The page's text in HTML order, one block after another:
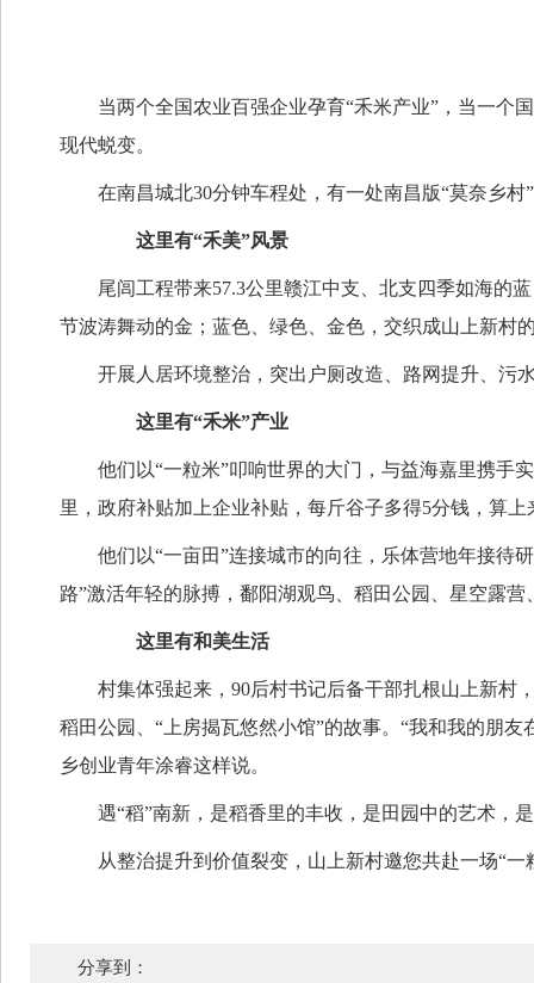
当两个全国农业百强企业孕育“禾米产业”，当一个
现代蜕变。
在南昌城北30分钟车程处，有一处南昌版“莫奈乡
这里有“禾美”风景
尾闾工程带来57.3公里赣江中支、北支四季如海的
节波涛舞动的金；蓝色、绿色、金色，交织成山上新村
开展人居环境整治，突出户厕改造、路网提升、污
这里有“禾米”产业
他们以“一粒米”叩响世界的大门，与益海嘉里携手
里，政府补贴加上企业补贴，每斤谷子多得5分钱，算
他们以“一亩田”连接城市的向往，乐体营地年接待
路”激活年轻的脉搏，鄱阳湖观鸟、稻田公园、星空露营
这里有和美生活
村集体强起来，90后村书记后备干部扎根山上新村
稻田公园、“上房揭瓦悠然小馆”的故事。“我和我的朋
乡创业青年涂睿这样说。
遇“稻”南新，是稻香里的丰收，是田园中的艺术，
从整治提升到价值裂变，山上新村邀您共赴一场“
分享到：